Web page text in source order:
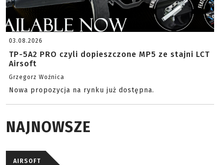
03.08.2026
TP-5A2 PRO czyli dopieszczone MP5 ze stajni LCT
Airsoft
Grzegorz Woźnica
Nowa propozycja na rynku już dostępna.
NAJNOWSZE
AIRSOFT